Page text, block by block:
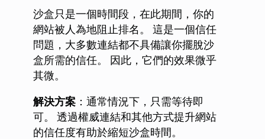
沙盒只是一個時間段，在此期間，你的
網站被人為地阻止排名。 這是一個信任
問題，大多數連結都不具備讓你擺脫沙
盒所需的信任。 因此，它們的效果微乎
其微。
解決方案 ：通常情況下，只需等待即
可。 透過權威連結和其他方式提升網站
的信任度有助於縮短沙盒時間。